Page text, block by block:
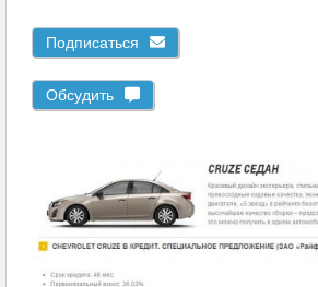
Подписаться
Обсудить